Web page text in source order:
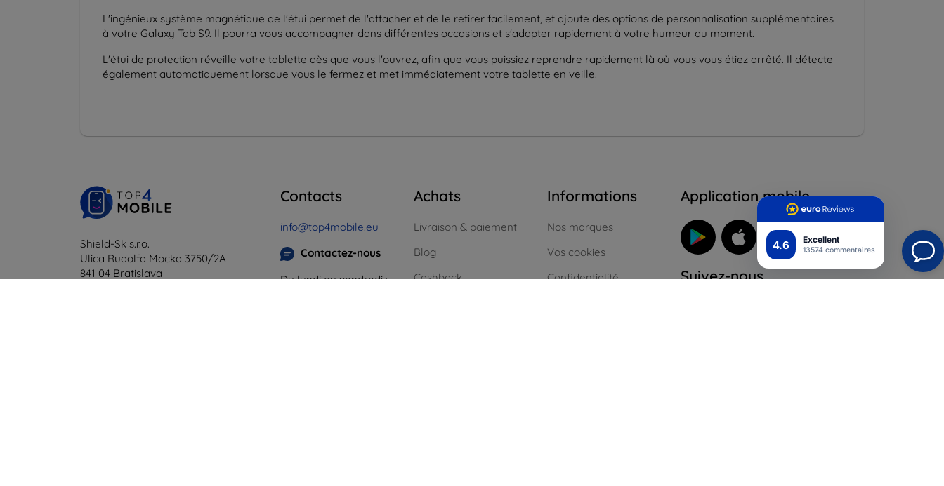
4.6 Excellent
13574 commentaires
L'ingénieux système magnétique de l'étui permet de l'attacher et de le retirer facilement, et ajoute des options de personnalisation supplémentaires
à votre Galaxy Tab S9. Il pourra vous accompagner dans différentes occasions et s'adapter rapidement à votre humeur du moment.
L'étui de protection réveille votre tablette dès que vous l'ouvrez, afin que vous puissiez reprendre rapidement là où vous vous étiez arrêté. Il détecte
également automatiquement lorsque vous le fermez et met immédiatement votre tablette en veille.
Shield-Sk s.r.o.
Ulica Rudolfa Mocka 3750/2A
841 04 Bratislava
Contacts
info@top4mobile.eu
Contactez-nous
Du lundi au vendredi :
Achats
Livraison & paiement
Blog
Cashback
Informations
Nos marques
Vos cookies
Confidentialité
Application mobile
Suivez-nous